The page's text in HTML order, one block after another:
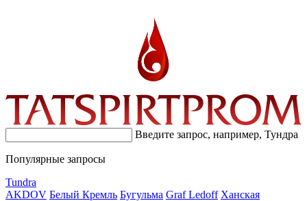
Введите запрос, например, Тундра
Популярные запросы
Tundra
AKDOV Белый Кремль Бугульма Graf Ledoff Ханская